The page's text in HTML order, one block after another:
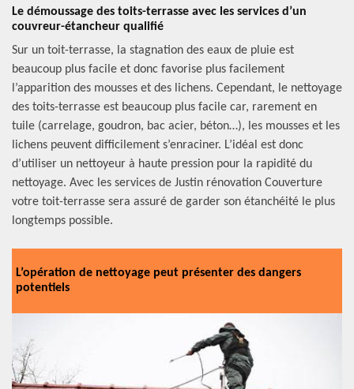
Le démoussage des toits-terrasse avec les services d’un
couvreur-étancheur qualifié
Sur un toit-terrasse, la stagnation des eaux de pluie est
beaucoup plus facile et donc favorise plus facilement
l’apparition des mousses et des lichens. Cependant, le nettoyage
des toits-terrasse est beaucoup plus facile car, rarement en
tuile (carrelage, goudron, bac acier, béton…), les mousses et les
lichens peuvent difficilement s’enraciner. L’idéal est donc
d’utiliser un nettoyeur à haute pression pour la rapidité du
nettoyage. Avec les services de Justin rénovation Couverture
votre toit-terrasse sera assuré de garder son étanchéité le plus
longtemps possible.
L’opération de nettoyage peut présenter des dangers
potentiels